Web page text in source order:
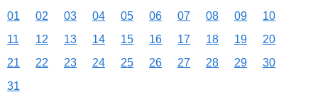
01 02 03 04 05 06 07 08 09
10
11
12 13 14 15 16 17 18 19
20
21
22 23 24 25 26 27 28 29
30
31